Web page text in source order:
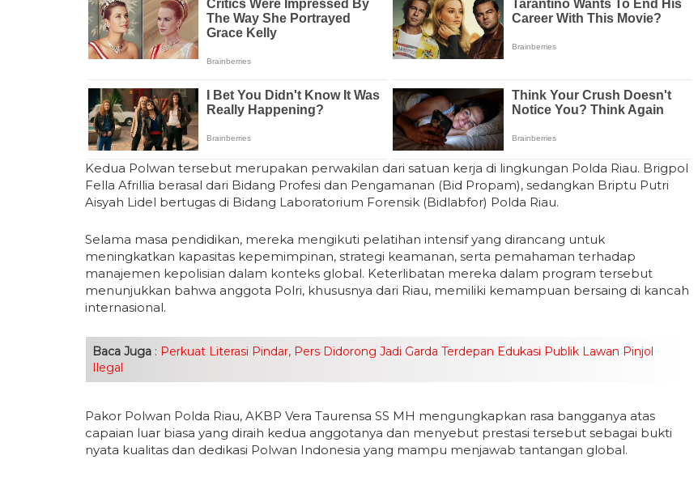
Kedua Polwan tersebut merupakan perwakilan dari satuan kerja di lingkungan Polda Riau. Brigpol
Fella Afrillia berasal dari Bidang Profesi dan Pengamanan (Bid Propam), sedangkan Briptu Putri
Aisyah Lidel bertugas di Bidang Laboratorium Forensik (Bidlabfor) Polda Riau.
Selama masa pendidikan, mereka mengikuti pelatihan intensif yang dirancang untuk
meningkatkan kapasitas kepemimpinan, strategi keamanan, serta pemahaman terhadap
manajemen kepolisian dalam konteks global. Keterlibatan mereka dalam program tersebut
menunjukkan bahwa anggota Polri, khususnya dari Riau, memiliki kemampuan bersaing di kancah
internasional.
Baca Juga : Perkuat Literasi Pindar, Pers Didorong Jadi Garda Terdepan Edukasi Publik Lawan Pinjol
Ilegal
Pakor Polwan Polda Riau, AKBP Vera Taurensa SS MH mengungkapkan rasa bangganya atas
capaian luar biasa yang diraih kedua anggotanya dan menyebut prestasi tersebut sebagai bukti
nyata kualitas dan dedikasi Polwan Indonesia yang mampu menjawab tantangan global.